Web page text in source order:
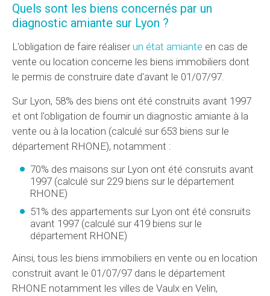
Quels sont les biens concernés par un
diagnostic amiante sur Lyon ?
L'obligation de faire réaliser un état amiante en cas de
vente ou location concerne les biens immobiliers dont
le permis de construire date d'avant le 01/07/97.
Sur Lyon, 58% des biens ont été construits avant 1997
et ont l'obligation de fournir un diagnostic amiante à la
vente ou à la location (calculé sur 653 biens sur le
département RHONE), notamment :
70% des maisons sur Lyon ont été consruits avant
1997 (calculé sur 229 biens sur le département
RHONE)
51% des appartements sur Lyon ont été consruits
avant 1997 (calculé sur 419 biens sur le
département RHONE)
Ainsi, tous les biens immobiliers en vente ou en location
construit avant le 01/07/97 dans le département
RHONE notamment les villes de Vaulx en Velin,